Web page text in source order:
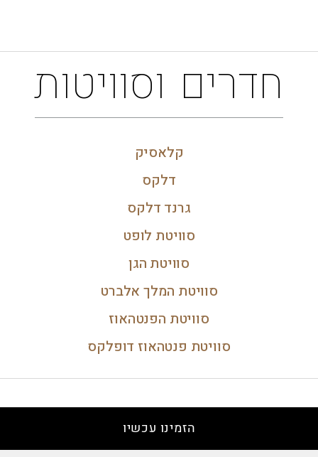
חדרים וסוויטות
קלאסיק
דלקס
גרנד דלקס
סוויטת לופט
סוויטת הגן
סוויטת המלך אלברט
סוויטת הפנטהאוז
סוויטת פנטהאוז דופלקס
הזמינו עכשיו